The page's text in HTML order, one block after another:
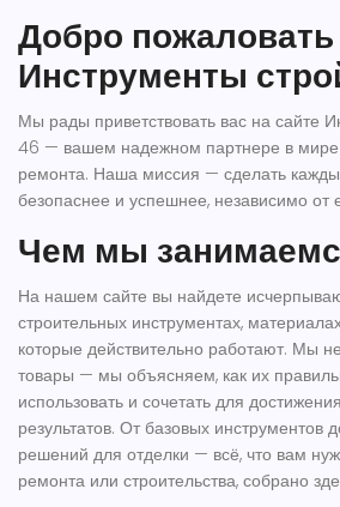
Добро
Инструменты
Мы рады приветствовать вас на сайте
46 — вашем надежном партнере в мире
ремонта. Наша миссия — сделать
безопаснее и успешнее, независимо от
Чем мы
На нашем сайте вы найдете
строительных инструментах,
которые действительно работают. Мы
товары — мы объясняем, как их
использовать и сочетать для
результатов. От базовых инструментов
решений для отделки — всё, что вам
ремонта или строительства, собрано